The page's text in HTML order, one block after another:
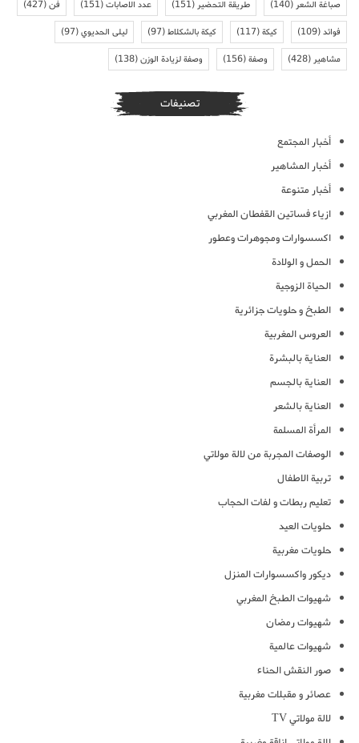
صباغة الشعر(140) طريقة التحضير(151) عدد الاصابات(151) فن(427)
فوائد(109) كيكة(117) كيكة بالشكلاط(97) ليلى الحديوي(97)
مشاهير(428) وصفة(156) وصفة لزيادة الوزن(138)
تصنيفات
أخبار المجتمع
أخبار المشاهير
أخبار متنوعة
ازياء فساتين القفطان المغربي
اكسسوارات ومجوهرات وعطور
الحمل و الولادة
الحياة الزوجية
الطبخ و حلويات جزائرية
العروس المغربية
العناية بالبشرة
العناية بالجسم
العناية بالشعر
المرأة المسلمة
الوصفات المجربة من لالة مولاتي
تربية الاطفال
تعليم ربطات و لفات الحجاب
حلويات العيد
حلويات مغربية
ديكور واكسسوارات المنزل
شهيوات الطبخ المغربي
شهيوات رمضان
شهيوات عالمية
صور النقش الحناء
عصائر و مقبلات مغربية
لالة مولاتي TV